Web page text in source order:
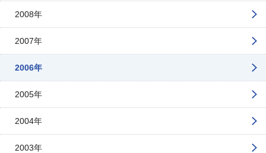
2008年
2007年
2006年
2005年
2004年
2003年